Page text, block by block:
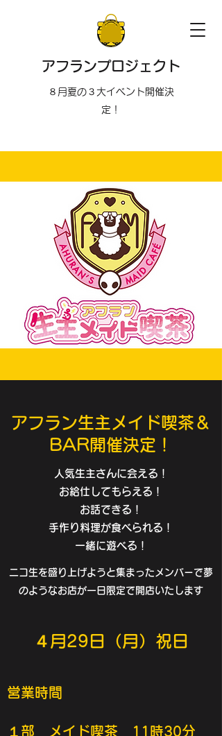
アフランプロジェクト
８月夏の３大イベント開催決
定！
アフラン生主メイド喫茶＆
BAR開催決定！
人気生主さんに会える！
お給仕してもらえる！
お話できる！
手作り料理が食べられる！
​一緒に遊べる！
ニコ生を盛り上げようと集まったメンバーで夢
のようなお店が一日限定で開店いたします
​４月29日（月）祝日
営業時間
１部 メイド喫茶 11時30分